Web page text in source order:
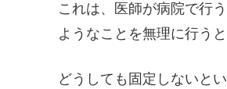
これは、医師が病院で行
ようなことを無理に行う
どうしても固定しないと